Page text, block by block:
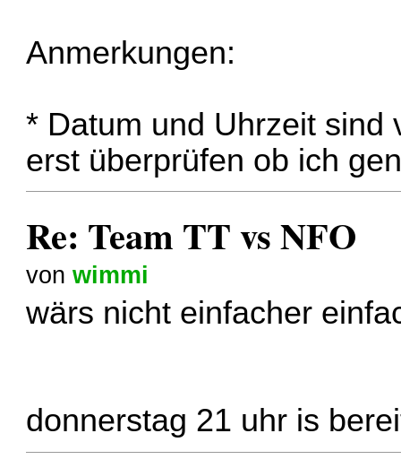
Anmerkungen:
* Datum und Uhrzeit sind
erst überprüfen ob ich
Re: Team TT vs NFO
vonwimmi
wärs nicht einfacher
donnerstag 21 uhr is